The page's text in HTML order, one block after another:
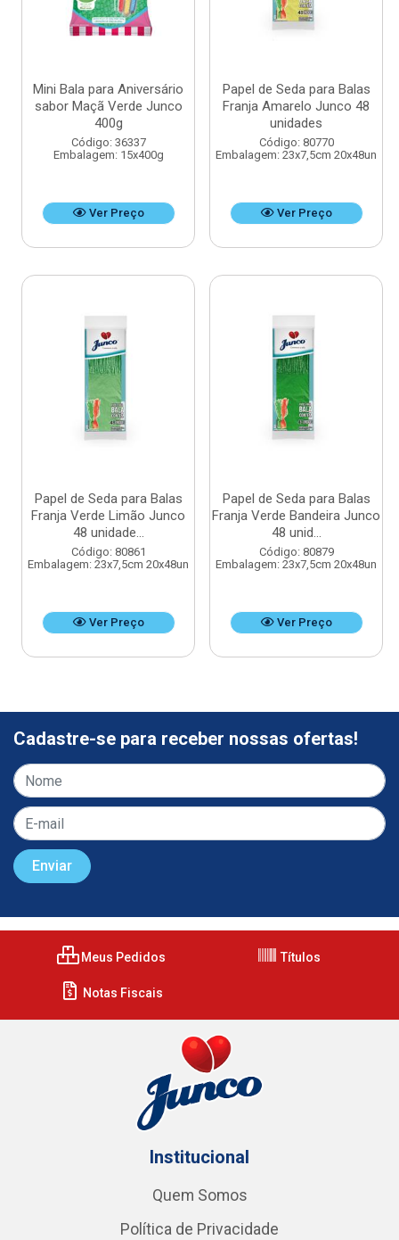
Mini Bala para Aniversário
sabor Maçã Verde Junco
400g
Código: 36337
Embalagem: 15x400g
Ver Preço
Papel de Seda para Balas
Franja Amarelo Junco 48
unidades
Código: 80770
Embalagem: 23x7,5cm 20x48un
Ver Preço
Papel de Seda para Balas
Franja Verde Limão Junco
48 unidade...
Código: 80861
Embalagem: 23x7,5cm 20x48un
Ver Preço
Papel de Seda para Balas
Franja Verde Bandeira Junco
48 unid...
Código: 80879
Embalagem: 23x7,5cm 20x48un
Ver Preço
Cadastre-se para receber nossas ofertas!
Meus Pedidos Títulos
Notas Fiscais
Institucional
Quem Somos
Política de Privacidade